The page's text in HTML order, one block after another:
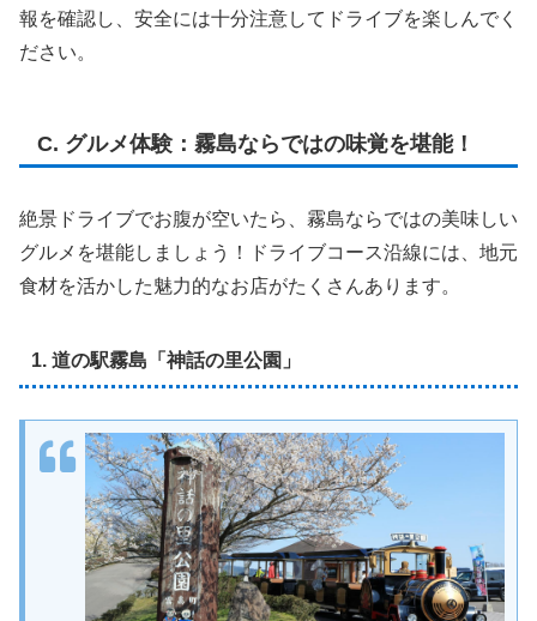
報を確認し、安全には十分注意してドライブを楽しんでく
ださい。
C. グルメ体験：霧島ならではの味覚を堪能！
絶景ドライブでお腹が空いたら、霧島ならではの美味しい
グルメを堪能しましょう！ドライブコース沿線には、地元
食材を活かした魅力的なお店がたくさんあります。
1. 道の駅霧島「神話の里公園」